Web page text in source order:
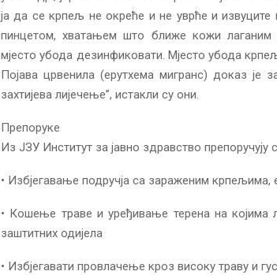
ја да се крпељ не окреће и не уврће и извуците
пинцетом, хватањем што ближе кожи
мјесто убода дезинфиковати. Мјесто убода
Појава црвенила (ерyтхема мигранс) доказ је
захтијева лијечење”, истакли су они.
Препоруке
Из ЈЗУ Институт за јавно здравство препоручују
• Избјегавање подручја са зараженим крпељима,
• Кошење траве и уређивање терена на
заштитних одијела
• Избјегавати провлачење кроз високу траву и